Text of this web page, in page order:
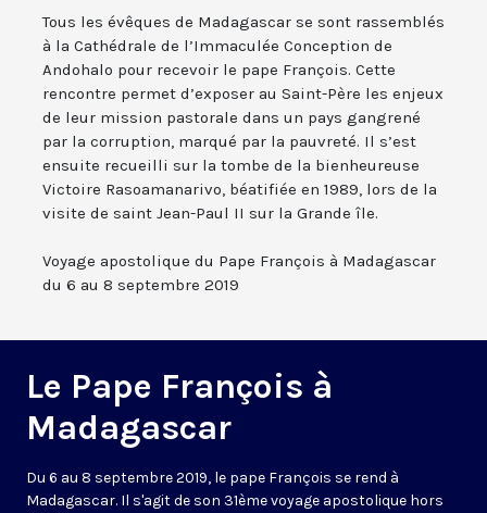
Tous les évêques de Madagascar se sont rassemblés
à la Cathédrale de l’Immaculée Conception de
Andohalo pour recevoir le pape François. Cette
rencontre permet d’exposer au Saint-Père les enjeux
de leur mission pastorale dans un pays gangrené
par la corruption, marqué par la pauvreté. Il s’est
ensuite recueilli sur la tombe de la bienheureuse
Victoire Rasoamanarivo, béatifiée en 1989, lors de la
visite de saint Jean-Paul II sur la Grande île.
Voyage apostolique du Pape François à Madagascar
du 6 au 8 septembre 2019
Le Pape François à
Madagascar
Du 6 au 8 septembre 2019, le pape François se rend à
Madagascar. Il s'agit de son 31ème voyage apostolique hors